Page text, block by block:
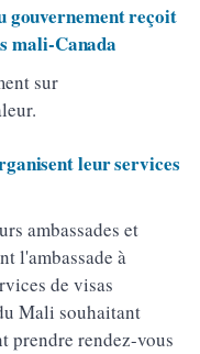
gouvernement reçoit
mali-Canada
sur
leur services
ambassades et
l'ambassade à
de visas
Mali souhaitant
prendre rendez-vous